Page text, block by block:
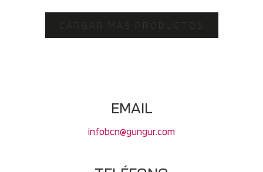
CARGAR MÁS PRODUCTOS
EMAIL
infobcn@gungur.com